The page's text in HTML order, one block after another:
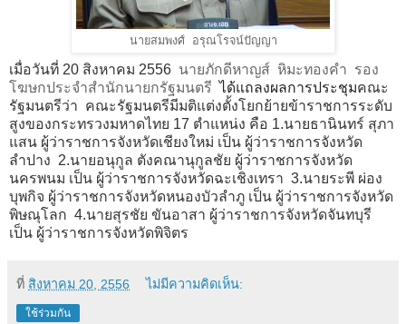
นายสมพงศ์ อรุณโรจน์ปัญญา
เมื่อวันที่ 20 สิงหาคม 2556 นายภักดีหาญส์ หิมะทองคำ รอง
โฆษกประจำสำนักนายกรัฐมนตรี ได้แถลงผลการประชุมคณะ
รัฐมนตรีว่า คณะรัฐมนตรีมีมติแต่งตั้งโยกย้ายข้าราชการระดับ
สูงของกระทรวงมหาดไทย 17 ตำแหน่ง คือ 1.นายธานินทร์ สุภา
แสน ผู้ว่าราชการจังหวัดเชียงใหม่ เป็น ผู้ว่าราชการจังหวัด
ลำปาง 2.นายอนุกูล ตังคณานุกูลชัย ผู้ว่าราชการจังหวัด
นครพนม เป็น ผู้ว่าราชการจังหวัดฉะเชิงเทรา 3.นายระพี ผ่อง
บุพกิจ ผู้ว่าราชการจังหวัดหนองบัวลำภู เป็น ผู้ว่าราชการจังหวัด
พิษณุโลก 4.นายสุรชัย ขันอาสา ผู้ว่าราชการจังหวัดจันทบุรี
เป็น ผู้ว่าราชการจังหวัดพิจิตร
ที่ สิงหาคม 20, 2556 ไม่มีความคิดเห็น:
ใช้ร่วมกัน